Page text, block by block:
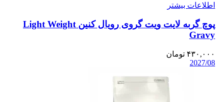
اطلاعات بیشتر
پوچ گربه لایت ویت گروی رویال کنین Light Weight
Gravy
۴۳۰,۰۰۰ تومان
2027/08